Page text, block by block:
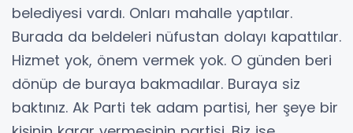
belediyesi vardı. Onları mahalle yaptılar.
Burada da beldeleri nüfustan dolayı kapattılar.
Hizmet yok, önem vermek yok. O günden beri
dönüp de buraya bakmadılar. Buraya siz
baktınız. Ak Parti tek adam partisi, her şeye bir